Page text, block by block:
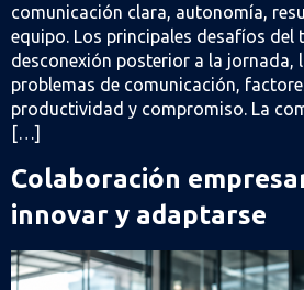
comunicación clara, autonomía,
equipo. Los principales desafíos
desconexión posterior a la jornada,
problemas de comunicación,
productividad y compromiso. La
[…]
Colaboración
innovar y adaptarse